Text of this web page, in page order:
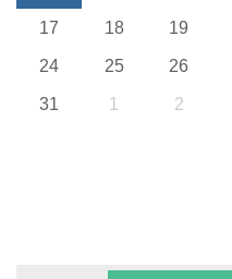
17 18 19
24 25 26
31 1 2